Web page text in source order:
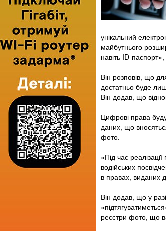
унікальний
майбутнього
навіть ID-
Він розповів, що
достатньо буде
Він додав, що
Цифрові права
даних, що
фото.
«Під час
водійських
в правах, виданих
Він додав, що у
реєстри фото, що